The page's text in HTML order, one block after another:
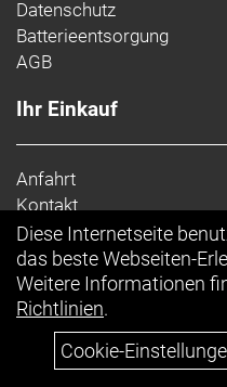
Datenschutz
Batterieentsorgung
AGB
Ihr Einkauf
Anfahrt
Kontakt
Impressum
Top Artikel
Diese Internetseite
das beste Webseiten-
Weitere Informationen
Richtlinien.
Cookie-